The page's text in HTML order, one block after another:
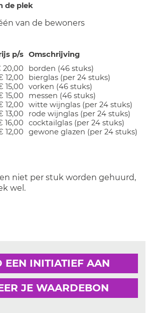
de plek
van de bewoners
p/s Omschrijving
20,00
borden (46 stuks)
12,00
bierglas (per 24 stuks)
15,00
vorken (46 stuks)
15,00
messen (46 stuks)
12,00
witte wijnglas (per 24 stuks)
13,00
rode wijnglas (per 24 stuks)
16,00
cocktailglas (per 24 stuks)
12,00 gewone glazen (per 24 stuks)
niet per stuk worden gehuurd,
wel.
EEN INITIATIEF AAN
JE WAARDEBON